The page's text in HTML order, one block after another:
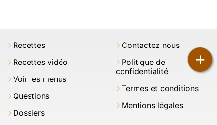
+
Recettes
Recettes vidéo
Voir les menus
Questions
Dossiers
Contactez nous
Politique de
confidentialité
Termes et conditions
Mentions légales